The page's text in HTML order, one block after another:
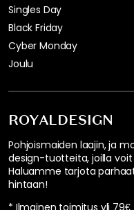
ROYALDESIGN
Pohjoismaiden laajin, ja
design-tuotteita, joilla voit
Haluamme tarjota
hintaan!
Singles Day
Black Friday
Cyber Monday
Joulu